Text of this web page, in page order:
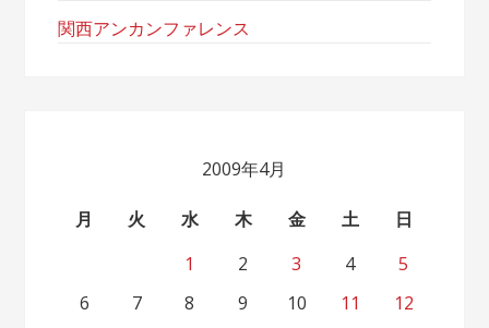
関西アンカンファレンス
2009年4月
月 火 水 木 金 土 日
1 2 3 4
5
6
7 8 9 10 11
12